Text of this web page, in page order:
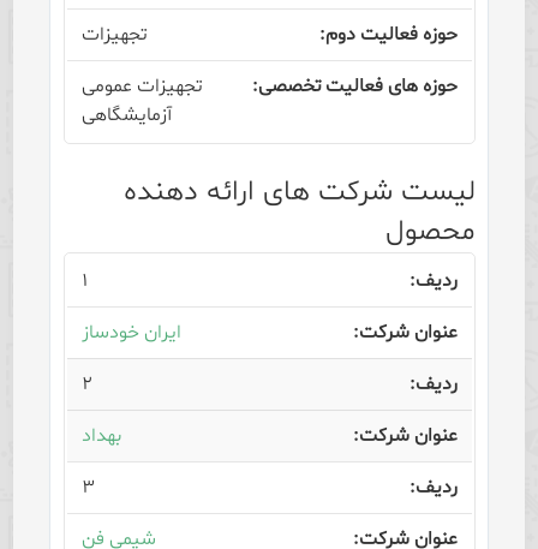
تجهیزات
تجهیزات عمومی
آزمایشگاهی
لیست شرکت های ارائه دهنده
محصول
۱
ایران خودساز
۲
بهداد
۳
شیمی فن